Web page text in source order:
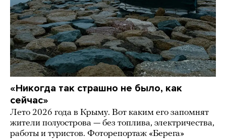
«Никогда так страшно не было, как
сейчас»
Лето 2026 года в Крыму. Вот каким его запомнят
жители полуострова — без топлива, электричества,
работы и туристов. Фоторепортаж «Берега»